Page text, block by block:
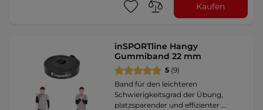
Kaufen
inSPORTline Hangy
Gummiband 22 mm
5 (9)
Band für den leichteren
Schwierigkeitsgrad der Übung,
platzsparender und effizienter …